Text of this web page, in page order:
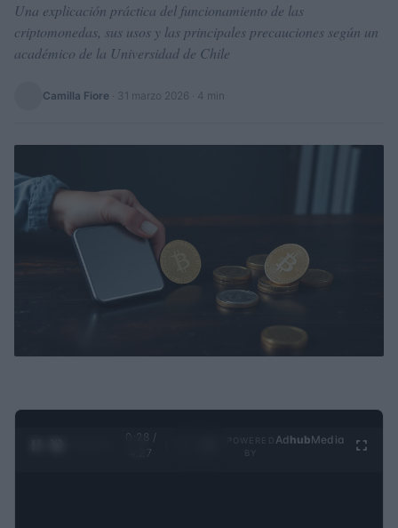
Una explicación práctica del funcionamiento de las
criptomonedas, sus usos y las principales precauciones según un
académico de la Universidad de Chile
Camilla Fiore 31 marzo 2026 · 4 min
0:29 /
4:27
Ad hubMedia